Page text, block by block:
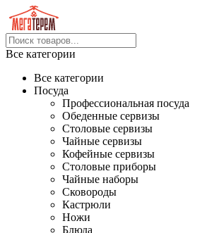
Все категории
Все категории
Посуда
Профессиональная посуда
Обеденные сервизы
Столовые сервизы
Чайные сервизы
Кофейные сервизы
Столовые приборы
Чайные наборы
Сковороды
Кастрюли
Ножи
Блюда